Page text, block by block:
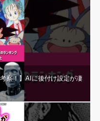
察！】AIに後付け設定が凄